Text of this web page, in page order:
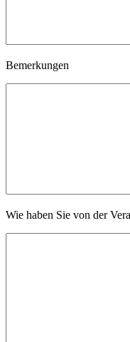
Bemerkungen
Wie haben Sie von der